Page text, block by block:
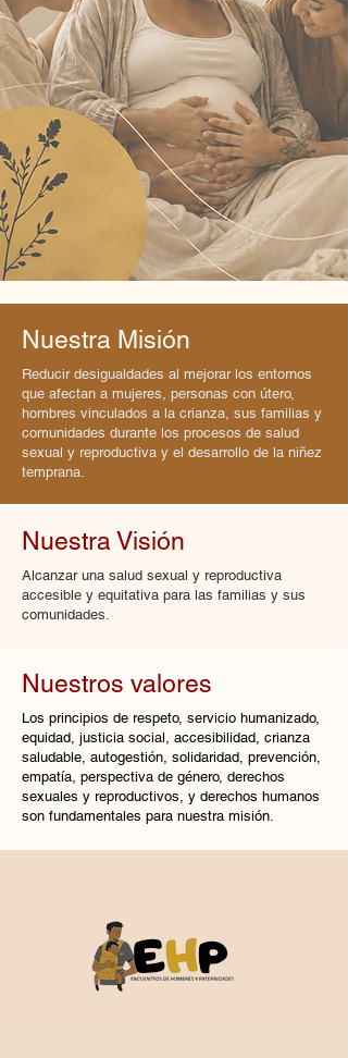
Nuestra Misión
Reducir desigualdades al mejorar los entornos
que afectan a mujeres, personas con útero,
hombres vinculados a la crianza, sus familias y
comunidades durante los procesos de salud
sexual y reproductiva y el desarrollo de la niñez
temprana.
Nuestra Visión
Alcanzar una salud sexual y reproductiva
accesible y equitativa para las familias y sus
comunidades.
Nuestros valores
Los principios de respeto, servicio humanizado,
equidad, justicia social, accesibilidad, crianza
saludable, autogestión, solidaridad, prevención,
empatía, perspectiva de género, derechos
sexuales y reproductivos, y derechos humanos
son fundamentales para nuestra misión.